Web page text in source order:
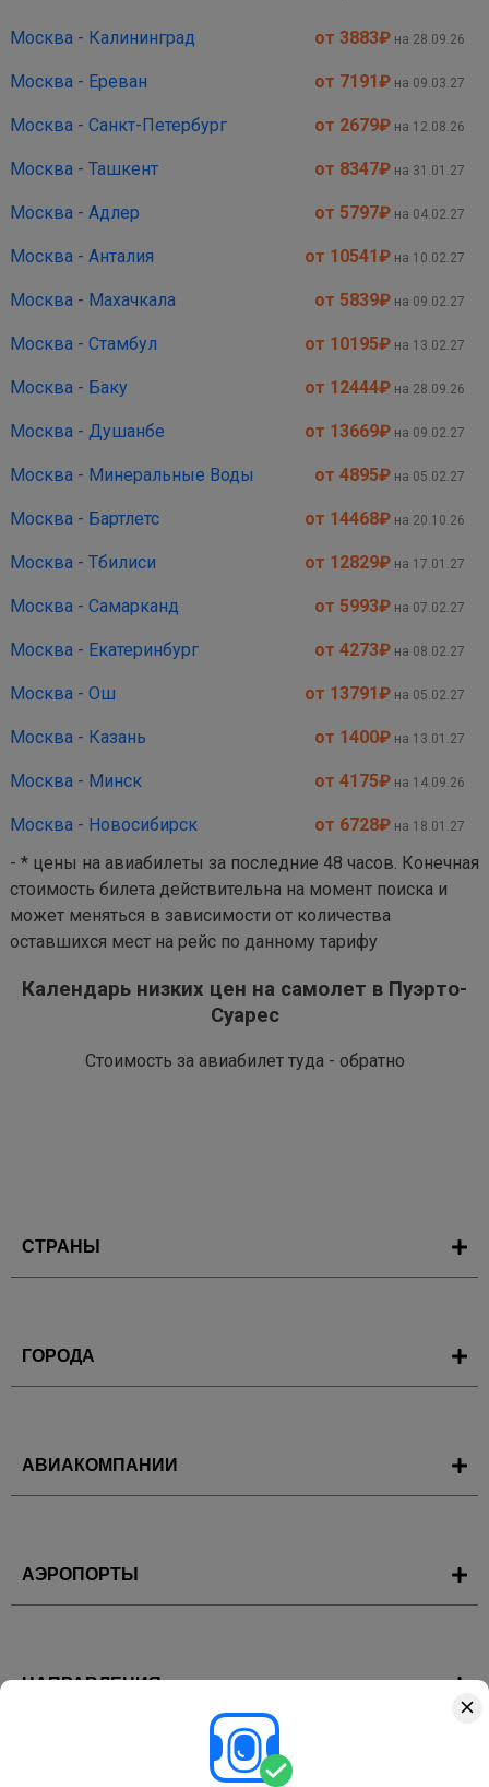
Москва - Калининград от 3883₽ на 28.09.26
Москва - Ереван от 7191₽ на 09.03.27
Москва - Санкт-Петербург от 2679₽ на 12.08.26
Москва - Ташкент от 8347₽ на 31.01.27
Москва - Адлер от 5797₽ на 04.02.27
Москва - Анталия от 10541₽ на 10.02.27
Москва - Махачкала от 5839₽ на 09.02.27
Москва - Стамбул от 10195₽ на 13.02.27
Москва - Баку от 12444₽ на 28.09.26
Москва - Душанбе от 13669₽ на 09.02.27
Москва - Минеральные Воды от 4895₽ на 05.02.27
Москва - Бартлетс от 14468₽ на 20.10.26
Москва - Тбилиси от 12829₽ на 17.01.27
Москва - Самарканд от 5993₽ на 07.02.27
Москва - Екатеринбург от 4273₽ на 08.02.27
Москва - Ош от 13791₽ на 05.02.27
Москва - Казань от 1400₽ на 13.01.27
Москва - Минск от 4175₽ на 14.09.26
Москва - Новосибирск от 6728₽ на 18.01.27
- * цены на авиабилеты за последние 48 часов. Конечная
стоимость билета действительна на момент поиска и
может меняться в зависимости от количества
оставшихся мест на рейс по данному тарифу
Календарь низких цен на самолет в Пуэрто-
Суарес
Стоимость за авиабилет туда - обратно
СТРАНЫ
ГОРОДА
АВИАКОМПАНИИ
АЭРОПОРТЫ
НАПРАВЛЕНИЯ